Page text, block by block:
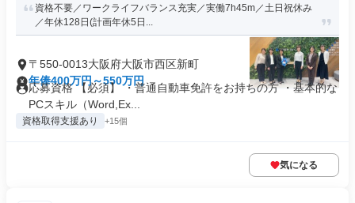
資格不要／ワークライフバランス充実／実働7h45m／土日祝休み
／年休128日(計画年休5日...
〒550-0013大阪府大阪市西区新町
年俸400万円～550万円
応募資格 【必須】 ・普通自動車免許をお持ちの方 ・基本的な
PCスキル（Word,Ex...
資格取得支援あり +15個
気になる